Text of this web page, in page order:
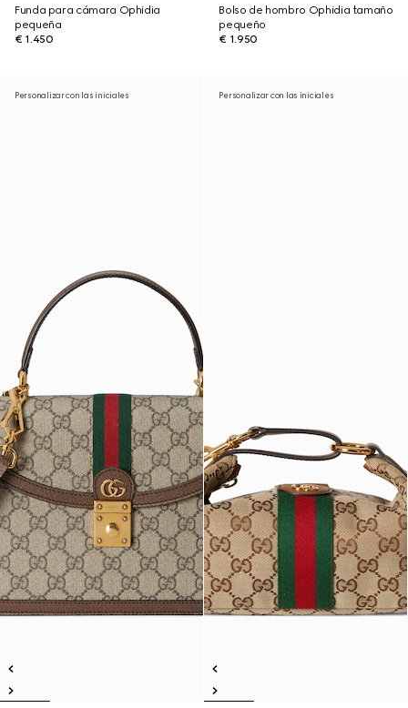
Funda para cámara Ophidia
pequeña
€ 1.450
Bolso de hombro Ophidia tamaño
pequeño
€ 1.950
Personalizar con las iniciales Personalizar con las iniciales